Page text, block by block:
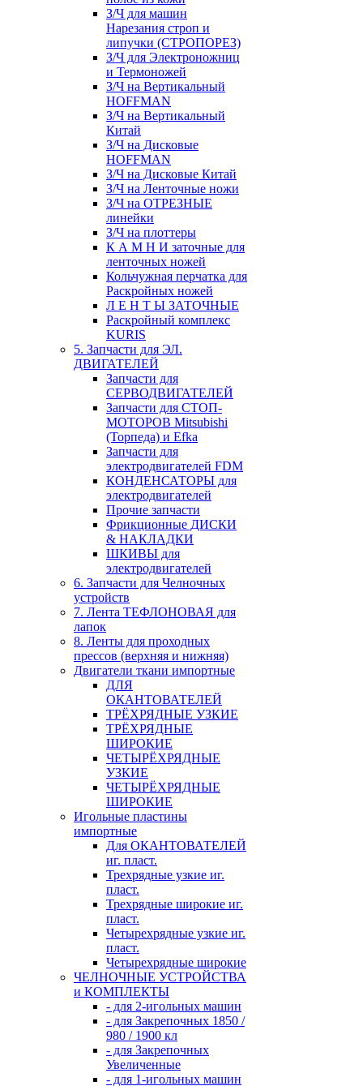
З/Ч для машин
Нарезания строп и
липучки (СТРОПОРЕЗ)
З/Ч для Электроножниц
и Термоножей
З/Ч на Вертикальный
HOFFMAN
З/Ч на Вертикальный
Китай
З/Ч на Дисковые
HOFFMAN
З/Ч на Дисковые Китай
З/Ч на Ленточные ножи
З/Ч на ОТРЕЗНЫЕ
линейки
З/Ч на плоттеры
К А М Н И заточные для
ленточных ножей
Кольчужная перчатка для
Раскройных ножей
Л Е Н Т Ы ЗАТОЧНЫЕ
Раскройный комплекс
KURIS
5. Запчасти для ЭЛ.
ДВИГАТЕЛЕЙ
Запчасти для
СЕРВОДВИГАТЕЛЕЙ
Запчасти для СТОП-
МОТОРОВ Mitsubishi
(Торпеда) и Efka
Запчасти для
электродвигателей FDM
КОНДЕНСАТОРЫ для
электродвигателей
Прочие запчасти
Фрикционные ДИСКИ
& НАКЛАДКИ
ШКИВЫ для
электродвигателей
6. Запчасти для Челночных
устройств
7. Лента ТЕФЛОНОВАЯ для
лапок
8. Ленты для проходных
прессов (верхняя и нижняя)
Двигатели ткани импортные
ДЛЯ
ОКАНТОВАТЕЛЕЙ
ТРЁХРЯДНЫЕ УЗКИЕ
ТРЁХРЯДНЫЕ
ШИРОКИЕ
ЧЕТЫРЁХРЯДНЫЕ
УЗКИЕ
ЧЕТЫРЁХРЯДНЫЕ
ШИРОКИЕ
Игольные пластины
импортные
Для ОКАНТОВАТЕЛЕЙ
иг. пласт.
Трехрядные узкие иг.
пласт.
Трехрядные широкие иг.
пласт.
Четырехрядные узкие иг.
пласт.
Четырехрядные широкие
ЧЕЛНОЧНЫЕ УСТРОЙСТВА
и КОМПЛЕКТЫ
- для 2-игольных машин
- для Закрепочных 1850 /
980 / 1900 кл
- для Закрепочных
Увеличенные
- для 1-игольных машин